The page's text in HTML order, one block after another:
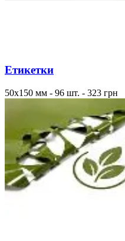
Етикетки
50x150 мм - 96 шт. - 323 грн